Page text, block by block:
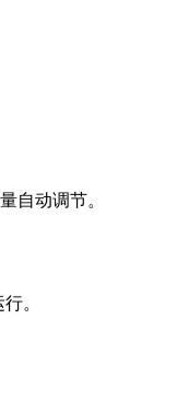
自动调节。
。